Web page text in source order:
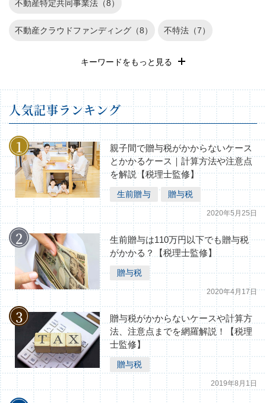
不動産特定共同事業法（8）
不動産クラウドファンディング（8） 不特法（7）
REIT（6） 遺産相続（5）
不動産（2） 家族信託（1） 株式投資（1）
相続税の基礎知識（1）
キーワードをもっと見る
⼈気記事ランキング
親子間で贈与税がかからないケース
とかかるケース｜計算方法や注意点
を解説【税理士監修】
生前贈与 贈与税
2020年5月25日
生前贈与は110万円以下でも贈与税
がかかる？【税理士監修】
贈与税
2020年4月17日
贈与税がかからないケースや計算方
法、注意点までを網羅解説！【税理
士監修】
贈与税
2019年8月1日